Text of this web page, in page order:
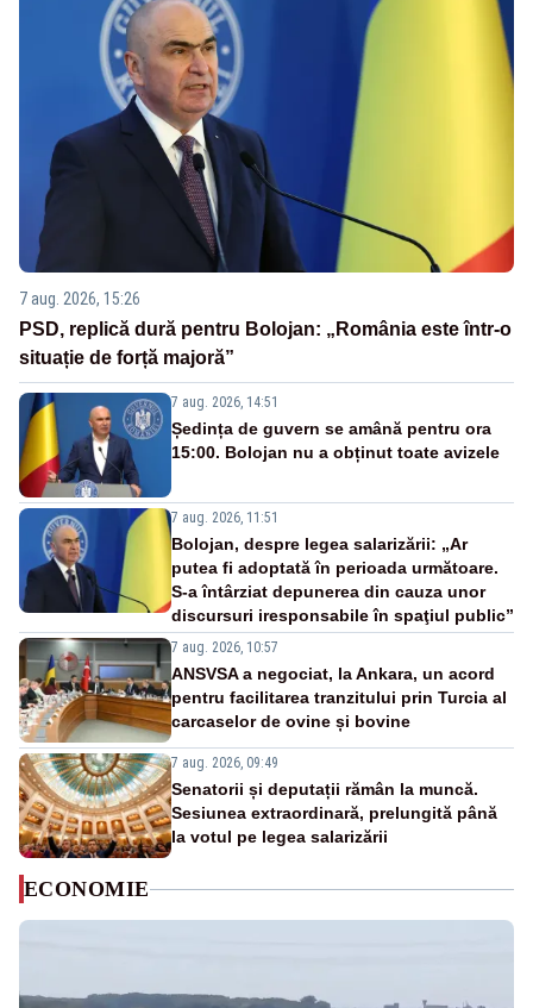
7 aug. 2026, 15:26
PSD, replică dură pentru Bolojan: „România este într-o
situație de forță majoră”
7 aug. 2026, 14:51
Ședința de guvern se amână pentru ora
15:00. Bolojan nu a obținut toate avizele
7 aug. 2026, 11:51
Bolojan, despre legea salarizării: „Ar
putea fi adoptată în perioada următoare.
S-a întârziat depunerea din cauza unor
discursuri iresponsabile în spaţiul public”
7 aug. 2026, 10:57
ANSVSA a negociat, la Ankara, un acord
pentru facilitarea tranzitului prin Turcia al
carcaselor de ovine și bovine
7 aug. 2026, 09:49
Senatorii și deputații rămân la muncă.
Sesiunea extraordinară, prelungită până
la votul pe legea salarizării
ECONOMIE